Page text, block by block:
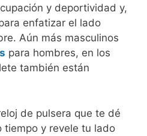
y deportividad y,
enfatizar el lado
Aún más masculinos
para hombres, en los
también están
de pulsera que te dé
tiempo y revele tu lado